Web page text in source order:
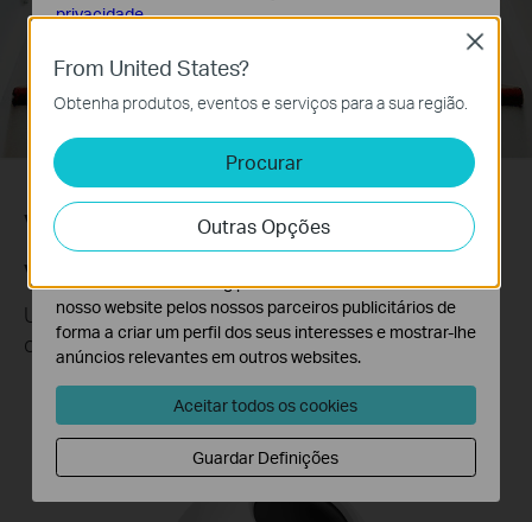
Vista panorâmica/inclinada
Veja em pormenor o seu quarto
Uma vasta gama de coberturas para captar todos
os momentos.
Alcance Horizontal
From United States?
Obtenha produtos, eventos e serviços para a sua região.
Procurar
Outras Opções
Close
privacidade.
Os cookies são necessários para o funcionamento do
website e não podem ser desativados nos seus
Cookies de Análise e Marketing
Os cookies de analise permite-nos analisar as suas
atividades no nosso website para melhorar e ajustar a
funcionalidade do nosso website.
O cookies de marketing podem ser definidos através do
nosso website pelos nossos parceiros publicitários de
forma a criar um perfil dos seus interesses e mostrar-lhe
anúncios relevantes em outros websites.
Aceitar todos os cookies
Guardar Definições